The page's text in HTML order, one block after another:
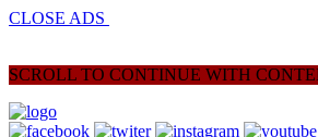
CLOSE ADS
SCROLL TO CONTINUE WITH